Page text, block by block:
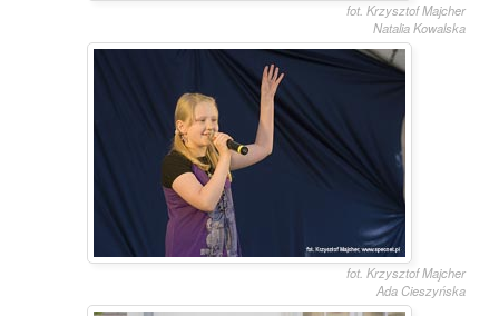
fot. Krzysztof Majcher
Natalia Kowalska
fot. Krzysztof Majcher
Ada Cieszyńska